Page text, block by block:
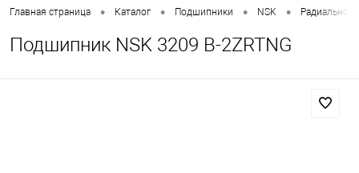
Главная страница • Каталог • Подшипники • NSK • Радиально-
Подшипник NSK 3209 B-2ZRTNG